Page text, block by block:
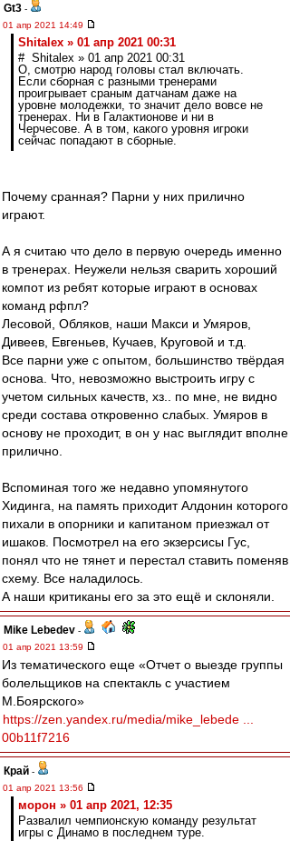
Gt3 -
01 апр 2021 14:49
Shitalex » 01 апр 2021 00:31
# Shitalex » 01 апр 2021 00:31
О, смотрю народ головы стал включать.
Если сборная с разными тренерами
проигрывает сраным датчанам даже на
уровне молодежки, то значит дело вовсе не
тренерах. Ни в Галактионове и ни в
Черчесове. А в том, какого уровня игроки
сейчас попадают в сборные.
Почему сранная? Парни у них прилично
играют.
А я считаю что дело в первую очередь именно
в тренерах. Неужели нельзя сварить хороший
компот из ребят которые играют в основах
команд рфпл?
Лесовой, Обляков, наши Макси и Умяров,
Дивеев, Евгеньев, Кучаев, Круговой и т.д.
Все парни уже с опытом, большинство твёрдая
основа. Что, невозможно выстроить игру с
учетом сильных качеств, хз.. по мне, не видно
среди состава откровенно слабых. Умяров в
основу не проходит, в он у нас выглядит вполне
прилично.
Вспоминая того же недавно упомянутого
Хидинга, на память приходит Алдонин которого
пихали в опорники и капитаном приезжал от
ишаков. Посмотрел на его экзерсисы Гус,
понял что не тянет и перестал ставить поменяв
схему. Все наладилось.
А наши критиканы его за это ещё и склоняли.
Mike Lebedev -
01 апр 2021 13:59
Из тематического еще «Отчет о выезде группы
болельщиков на спектакль с участием
М.Боярского»
https://zen.yandex.ru/media/mike_lebede ...
00b11f7216
Край -
01 апр 2021 13:56
морон » 01 апр 2021, 12:35
Развалил чемпионскую команду результат
игры с Динамо в последнем туре.